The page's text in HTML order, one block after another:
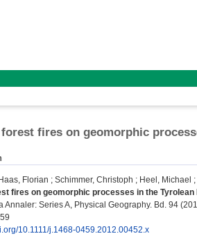
fires on geomorphic
Florian ; Schimmer, Christoph ; Heel, Michael ;
fires on geomorphic processes in the Tyrolean
Annaler: Series A, Physical Geography. Bd. 94
10.1111/j.1468-0459.2012.00452.x